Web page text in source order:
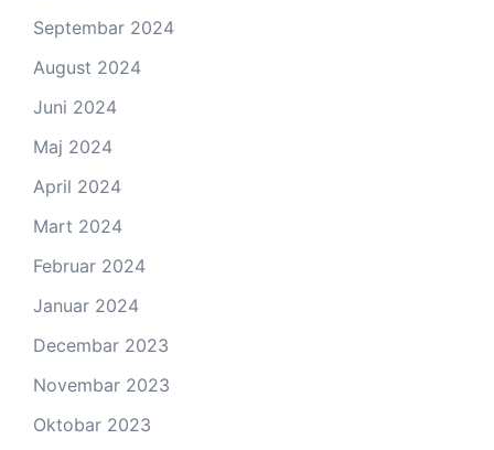
Septembar 2024
August 2024
Juni 2024
Maj 2024
April 2024
Mart 2024
Februar 2024
Januar 2024
Decembar 2023
Novembar 2023
Oktobar 2023